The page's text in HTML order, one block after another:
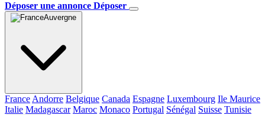
Déposer une annonce Déposer
Auvergne
France Andorre Belgique Canada Espagne Luxembourg Ile Maurice
Italie Madagascar Maroc Monaco Portugal Sénégal Suisse Tunisie